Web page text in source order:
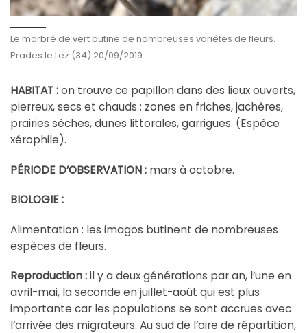
Le marbré de vert butine de nombreuses variétés de fleurs.
Prades le Lez (34) 20/09/2019.
HABITAT :on trouve ce papillon dans des lieux ouverts,
pierreux, secs et chauds : zones en friches, jachères,
prairies sèches, dunes littorales, garrigues. (Espèce
xérophile).
PÉRIODE D’OBSERVATION : mars à octobre.
BIOLOGIE :
Alimentation : les imagos butinent de nombreuses
espèces de fleurs.
Reproduction :il y a deux générations par an, l’une en
avril-mai, la seconde en juillet-août qui est plus
importante car les populations se sont accrues avec
l’arrivée des migrateurs. Au sud de l’aire de répartition,